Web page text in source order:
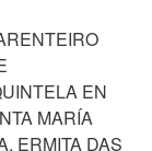
EN
MARÍA
ERMITA DAS